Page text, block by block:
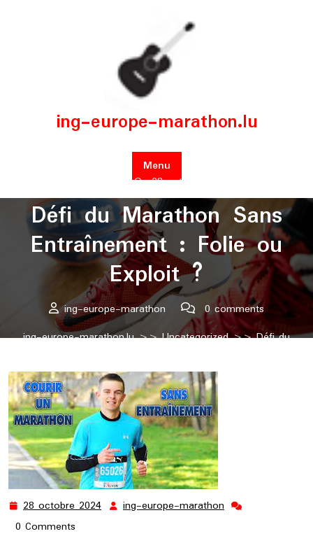
ing-europe-marathon.lu
Menu
Posted On 28 octobre 2024
Défi du Marathon Sans
Entraînement : Folie ou
Exploit ?
ing-europe-marathon
0 comments
ing-europe-marathon.lu>>Uncategorized>> Défi du
28 octobre 2024 28 ing-europe-marathon ing-
0 Comments